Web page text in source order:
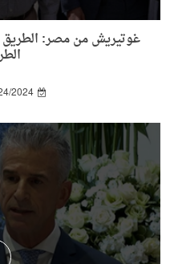
غوتيريش من مصر: الطريق
3/24/2024 6:55:17 PM